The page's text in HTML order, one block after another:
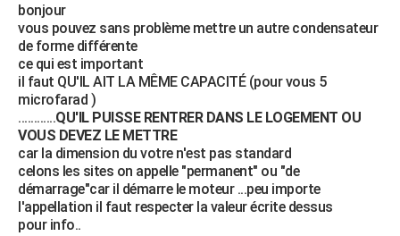
bonjour
vous pouvez sans problème mettre un autre condensateur
de forme différente
ce qui est important
il faut QU'IL AIT LA MÊME CAPACITÉ (pour vous 5
microfarad )
............QU'IL PUISSE RENTRER DANS LE LOGEMENT OU
VOUS DEVEZ LE METTRE
car la dimension du votre n'est pas standard
celons les sites on appelle "permanent" ou "de
démarrage"car il démarre le moteur ...peu importe
l'appellation il faut respecter la valeur écrite dessus
pour info..